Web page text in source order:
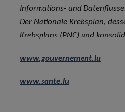
Informations- und
Der Nationale Krebsplan,
Krebsplans (PNC) und
www.gouvernement.lu
www.sante.lu